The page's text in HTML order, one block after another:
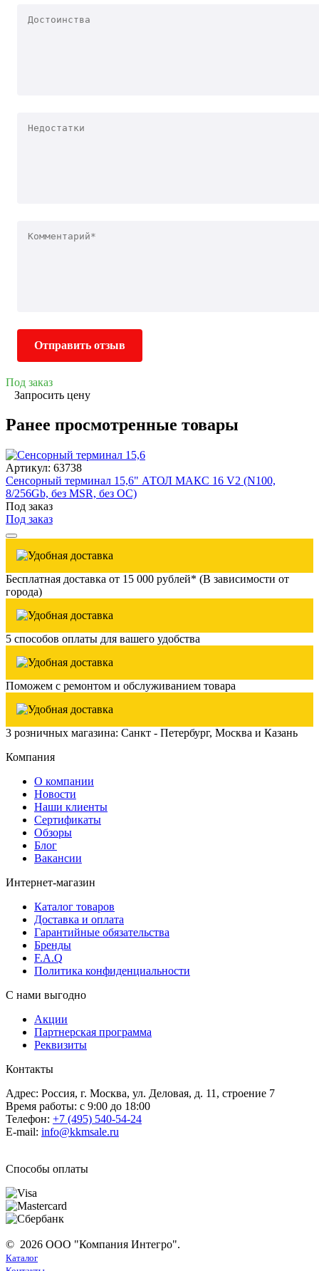
Отправить отзыв
Под заказ
Запросить цену
Ранее просмотренные товары
Артикул: 63738
Сенсорный терминал 15,6" АТОЛ МАКС 16 V2 (N100,
8/256Gb, без MSR, без ОС)
Под заказ
Под заказ
Бесплатная доставка от 15 000 рублей* (В зависимости от
города)
5 способов оплаты для вашего удобства
Поможем с ремонтом и обслуживанием товара
3 розничных магазина: Санкт - Петербург, Москва и Казань
Компания
О компании
Новости
Наши клиенты
Сертификаты
Обзоры
Блог
Вакансии
Интернет-магазин
Каталог товаров
Доставка и оплата
Гарантийные обязательства
Бренды
F.A.Q
Политика конфиденциальности
С нами выгодно
Акции
Партнерская программа
Реквизиты
Контакты
Адрес: Россия, г. Москва, ул. Деловая, д. 11, строение 7
Время работы: с 9:00 до 18:00
Телефон: +7 (495) 540-54-24
E-mail: info@kkmsale.ru
Способы оплаты
© 2026 ООО "Компания Интегро".
Каталог